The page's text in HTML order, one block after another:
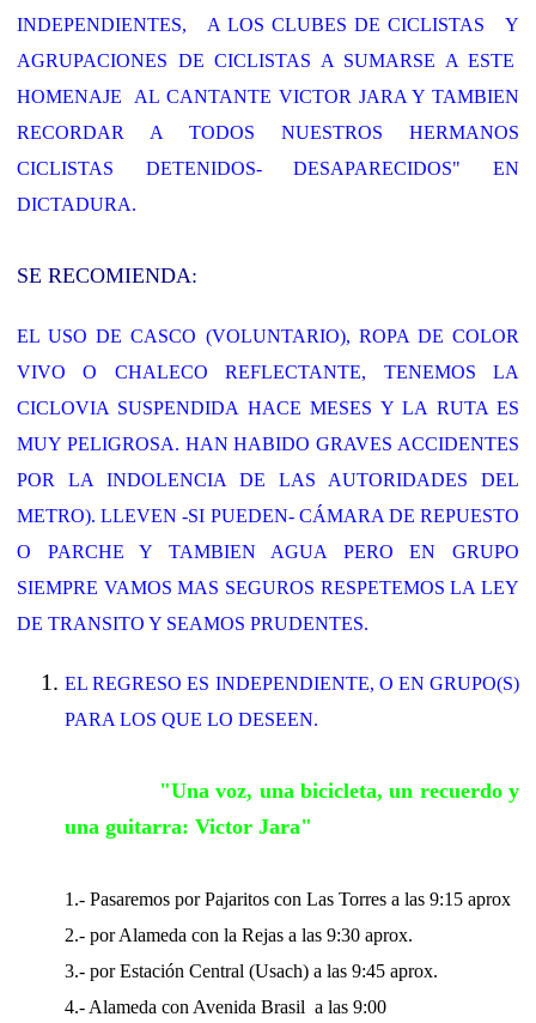
INDEPENDIENTES, A LOS CLUBES DE CICLISTAS Y
AGRUPACIONES DE CICLISTAS A SUMARSE A ESTE
HOMENAJE AL CANTANTE VICTOR JARA Y TAMBIEN
RECORDAR A TODOS NUESTROS HERMANOS
CICLISTAS DETENIDOS- DESAPARECIDOS" EN
DICTADURA.
SE RECOMIENDA:
EL USO DE CASCO (VOLUNTARIO), ROPA DE COLOR
VIVO O CHALECO REFLECTANTE, TENEMOS LA
CICLOVIA SUSPENDIDA HACE MESES Y LA RUTA ES
MUY PELIGROSA. HAN HABIDO GRAVES ACCIDENTES
POR LA INDOLENCIA DE LAS AUTORIDADES DEL
METRO). LLEVEN -SI PUEDEN- CÁMARA DE REPUESTO
O PARCHE Y TAMBIEN AGUA PERO EN GRUPO
SIEMPRE VAMOS MAS SEGUROS RESPETEMOS LA LEY
DE TRANSITO Y SEAMOS PRUDENTES.
EL REGRESO ES INDEPENDIENTE, O EN GRUPO(S)
PARA LOS QUE LO DESEEN.
"Una voz, una bicicleta, un recuerdo y
una guitarra: Victor Jara"
1.- Pasaremos por Pajaritos con Las Torres a las 9:15 aprox
2.- por Alameda con la Rejas a las 9:30 aprox.
3.- por Estación Central (Usach) a las 9:45 aprox.
4.- Alameda con Avenida Brasil a las 9:00